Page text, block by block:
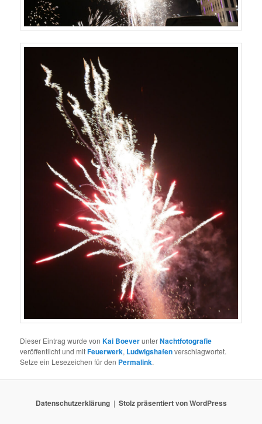
Dieser Eintrag wurde vonKai BoeverunterNachtfotografie
veröffentlicht und mitFeuerwerk, Ludwigshafenverschlagwortet.
Setze ein Lesezeichen für den Permalink.
Datenschutzerklärung Stolz präsentiert von WordPress